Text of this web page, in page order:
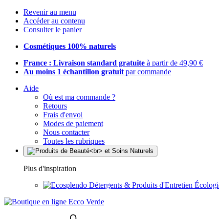
Revenir au menu
Accéder au contenu
Consulter le panier
Cosmétiques 100% naturels
France : Livraison standard gratuite à partir de 49,90 €
Au moins 1 échantillon gratuit par commande
Aide
Où est ma commande ?
Retours
Frais d'envoi
Modes de paiement
Nous contacter
Toutes les rubriques
Plus d'inspiration
Détergents & Produits d'Entretien